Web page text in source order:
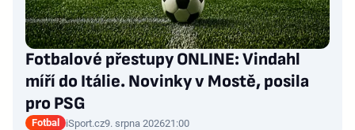
Fotbalové přestupy ONLINE: Vindahl
míří do Itálie. Novinky v Mostě, posila
pro PSG
Fotbal iSport.cz9. srpna 202621:00